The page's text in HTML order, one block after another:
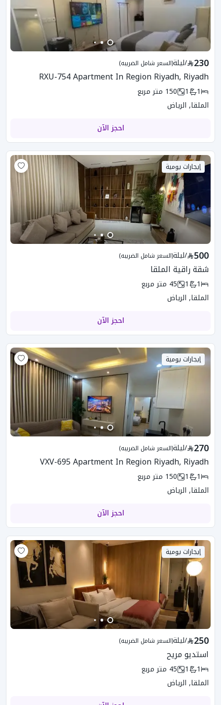
230
/ليلة(السعر شامل الضريبه)
RXU-754 Apartment In Region Riyadh, Riyadh
1
1
150 متر مربع
الملقا, الرياض
احجز الآن
إيجارات يومية
500
/ليلة(السعر شامل الضريبه)
شقة راقية الملقا
1
1
45 متر مربع
الملقا, الرياض
احجز الآن
إيجارات يومية
270
/ليلة(السعر شامل الضريبه)
VXV-695 Apartment In Region Riyadh, Riyadh
1
1
150 متر مربع
الملقا, الرياض
احجز الآن
إيجارات يومية
250
/ليلة(السعر شامل الضريبه)
استديو مريح
1
1
45 متر مربع
الملقا, الرياض